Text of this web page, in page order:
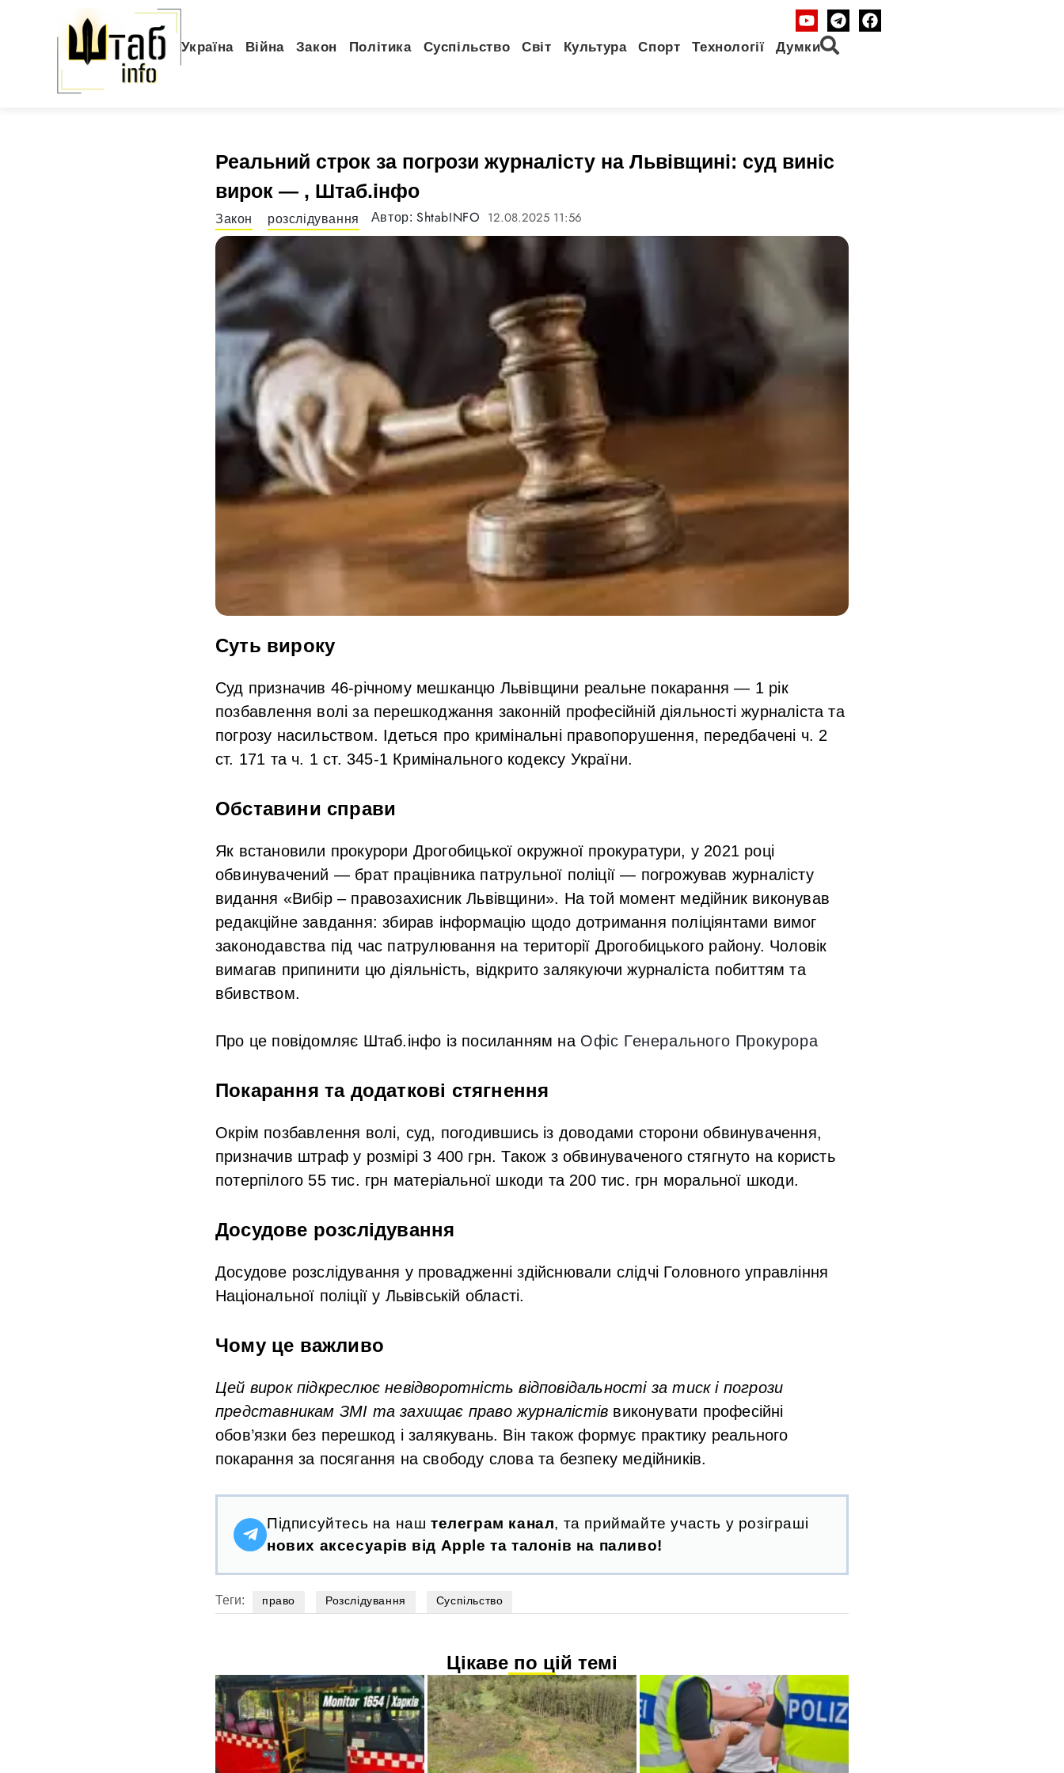
Україна Війна Закон Політика Суспільство Світ Культура Спорт Технології Думки
Реальний строк за погрози журналісту на Львівщині: суд виніс
вирок — , Штаб.інфо
Закон розслідування Автор:ShtabINFO 12.08.2025 11:56
Суть вироку
Суд призначив 46-річному мешканцю Львівщини реальне покарання — 1 рік
позбавлення волі за перешкоджання законній професійній діяльності журналіста та
погрозу насильством. Ідеться про кримінальні правопорушення, передбачені ч. 2
ст. 171 та ч. 1 ст. 345-1 Кримінального кодексу України.
Обставини справи
Як встановили прокурори Дрогобицької окружної прокуратури, у 2021 році
обвинувачений — брат працівника патрульної поліції — погрожував журналісту
видання «Вибір – правозахисник Львівщини». На той момент медійник виконував
редакційне завдання: збирав інформацію щодо дотримання поліціянтами вимог
законодавства під час патрулювання на території Дрогобицького району. Чоловік
вимагав припинити цю діяльність, відкрито залякуючи журналіста побиттям та
вбивством.
Про це повідомляє Штаб.інфо із посиланням на Офіс Генерального Прокурора
Покарання та додаткові стягнення
Окрім позбавлення волі, суд, погодившись із доводами сторони обвинувачення,
призначив штраф у розмірі 3 400 грн. Також з обвинуваченого стягнуто на користь
потерпілого 55 тис. грн матеріальної шкоди та 200 тис. грн моральної шкоди.
Досудове розслідування
Досудове розслідування у провадженні здійснювали слідчі Головного управління
Національної поліції у Львівській області.
Чому це важливо
Цей вирок підкреслює невідворотність відповідальності за тиск і погрози
представникам ЗМІ та захищає право журналістів виконувати професійні
обов’язки без перешкод і залякувань. Він також формує практику реального
покарання за посягання на свободу слова та безпеку медійників.
Підписуйтесь на наш телеграм канал, та приймайте участь у розіграші
нових аксесуарів від Apple та талонів на паливо!
Теги: право Розслідування Суспільство
Цікаве по цій темі